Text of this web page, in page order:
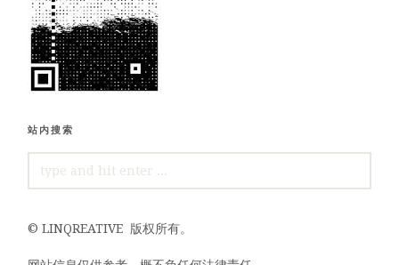
站内搜索
FOR:
©LINQREATIVE 版权所有。